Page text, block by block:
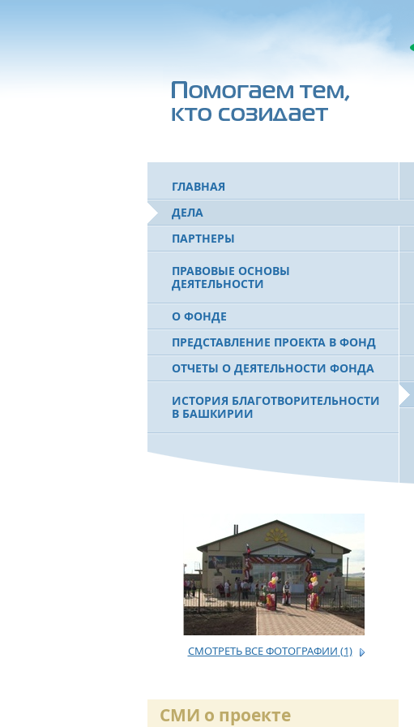
ГЛАВНАЯ
ДЕЛА
ПАРТНЕРЫ
ПРАВОВЫЕ ОСНОВЫ
ДЕЯТЕЛЬНОСТИ
О ФОНДЕ
ПРЕДСТАВЛЕНИЕ ПРОЕКТА В ФОНД
ОТЧЕТЫ О ДЕЯТЕЛЬНОСТИ ФОНДА
ИСТОРИЯ БЛАГОТВОРИТЕЛЬНОСТИ
В БАШКИРИИ
МУРТАЗЕ РАХИМОВЕ
СМОТРЕТЬ ВСЕ ФОТОГРАФИИ (1)
СМИ о проекте